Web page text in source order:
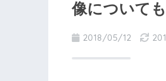
像についても
2018/05/12